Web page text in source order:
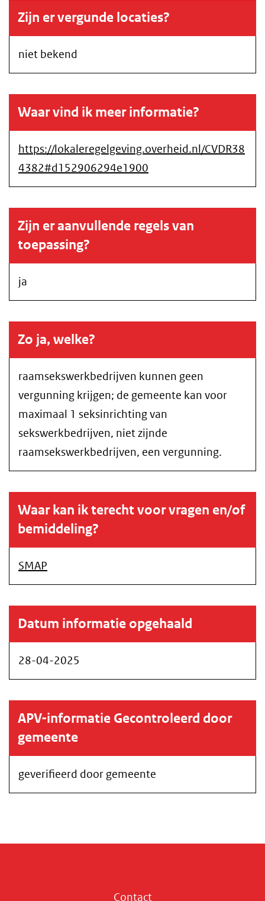
Zijn er vergunde locaties?
niet bekend
Waar vind ik meer informatie?
https://lokaleregelgeving.overheid.nl/CVDR38
4382#d152906294e1900
Zijn er aanvullende regels van
toepassing?
ja
Zo ja, welke?
raamsekswerkbedrijven kunnen geen
vergunning krijgen; de gemeente kan voor
maximaal 1 seksinrichting van
sekswerkbedrijven, niet zijnde
raamsekswerkbedrijven, een vergunning.
Waar kan ik terecht voor vragen en/of
bemiddeling?
SMAP
Datum informatie opgehaald
28-04-2025
APV-informatie Gecontroleerd door
gemeente
geverifieerd door gemeente
Contact